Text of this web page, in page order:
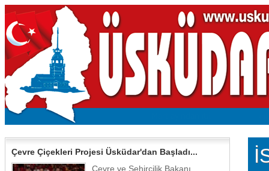
Çevre Çiçekleri Projesi Üsküdar'dan Başladı...
Çevre ve Şehircilik Bakanı